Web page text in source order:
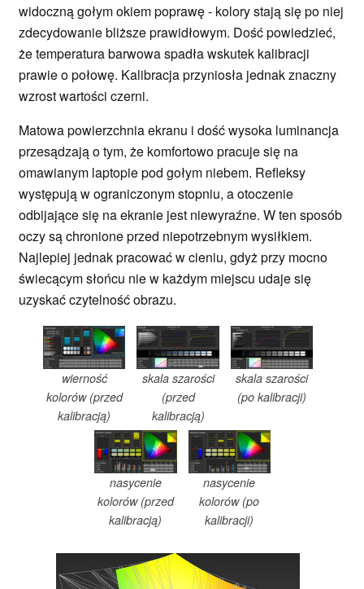
widoczną gołym okiem poprawę - kolory stają się po niej
zdecydowanie bliższe prawidłowym. Dość powiedzieć,
że temperatura barwowa spadła wskutek kalibracji
prawie o połowę. Kalibracja przyniosła jednak znaczny
wzrost wartości czerni.
Matowa powierzchnia ekranu i dość wysoka luminancja
przesądzają o tym, że komfortowo pracuje się na
omawianym laptopie pod gołym niebem. Refleksy
występują w ograniczonym stopniu, a otoczenie
odbijające się na ekranie jest niewyraźne. W ten sposób
oczy są chronione przed niepotrzebnym wysiłkiem.
Najlepiej jednak pracować w cieniu, gdyż przy mocno
świecącym słońcu nie w każdym miejscu udaje się
uzyskać czytelność obrazu.
wierność
kolorów (przed
kalibracją)
skala szarości
(przed
kalibracją)
skala szarości
(po kalibracji)
nasycenie
kolorów (przed
kalibracją)
nasycenie
kolorów (po
kalibracji)